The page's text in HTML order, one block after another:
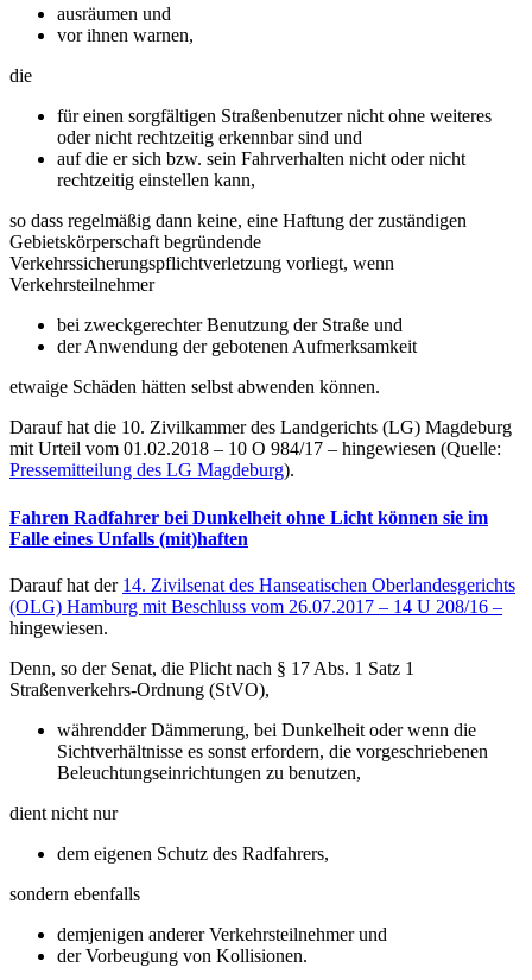
ausräumen und
vor ihnen warnen,
die
für einen sorgfältigen Straßenbenutzer nicht ohne weiteres
oder nicht rechtzeitig erkennbar sind und
auf die er sich bzw. sein Fahrverhalten nicht oder nicht
rechtzeitig einstellen kann,
so dass regelmäßig dann keine, eine Haftung der zuständigen
Gebietskörperschaft begründende
Verkehrssicherungspflichtverletzung vorliegt, wenn
Verkehrsteilnehmer
bei zweckgerechter Benutzung der Straße und
der Anwendung der gebotenen Aufmerksamkeit
etwaige Schäden hätten selbst abwenden können.
Darauf hat die 10. Zivilkammer des Landgerichts (LG) Magdeburg
mit Urteil vom 01.02.2018 – 10 O 984/17 – hingewiesen (Quelle:
Pressemitteilung des LG Magdeburg).
Fahren Radfahrer bei Dunkelheit ohne Licht können sie im
Falle eines Unfalls (mit)haften
Darauf hat der 14. Zivilsenat des Hanseatischen Oberlandesgerichts
(OLG) Hamburg mit Beschluss vom 26.07.2017 – 14 U 208/16 –
hingewiesen.
Denn, so der Senat, die Plicht nach § 17 Abs. 1 Satz 1
Straßenverkehrs-Ordnung (StVO),
währendder Dämmerung, bei Dunkelheit oder wenn die
Sichtverhältnisse es sonst erfordern, die vorgeschriebenen
Beleuchtungseinrichtungen zu benutzen,
dient nicht nur
dem eigenen Schutz des Radfahrers,
sondern ebenfalls
demjenigen anderer Verkehrsteilnehmer und
der Vorbeugung von Kollisionen.